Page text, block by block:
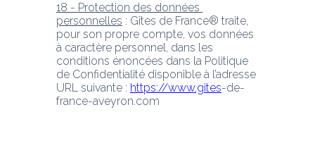
18 - Protection des données
personnelles : Gîtes de France® traite,
pour son propre compte, vos données
à caractère personnel, dans les
conditions énoncées dans la Politique
de Confidentialité disponible à l’adresse
URL suivante : https://www.gites-de-
france-aveyron.com